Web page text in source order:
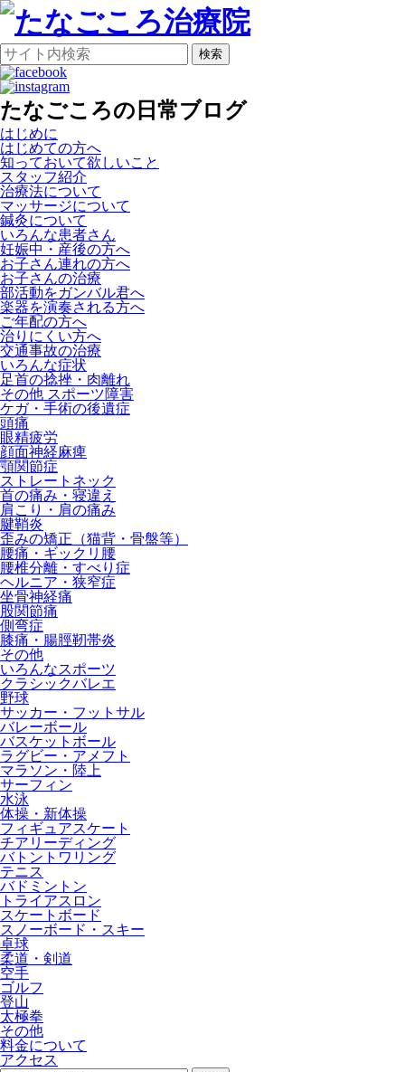
検索
たなごころの日常ブログ
はじめに
はじめての方へ
知っておいて欲しいこと
スタッフ紹介
治療法について
マッサージについて
鍼灸について
いろんな患者さん
妊娠中・産後の方へ
お子さん連れの方へ
お子さんの治療
部活動をガンバル君へ
楽器を演奏される方へ
ご年配の方へ
治りにくい方へ
交通事故の治療
いろんな症状
足首の捻挫・肉離れ
その他 スポーツ障害
ケガ・手術の後遺症
頭痛
眼精疲労
顔面神経麻痺
顎関節症
ストレートネック
首の痛み・寝違え
肩こり・肩の痛み
腱鞘炎
歪みの矯正（猫背・骨盤等）
腰痛・ギックリ腰
腰椎分離・すべり症
ヘルニア・狭窄症
坐骨神経痛
股関節痛
側弯症
膝痛・腸脛靭帯炎
その他
いろんなスポーツ
クラシックバレエ
野球
サッカー・フットサル
バレーボール
バスケットボール
ラグビー・アメフト
マラソン・陸上
サーフィン
水泳
体操・新体操
フィギュアスケート
チアリーディング
バトントワリング
テニス
バドミントン
トライアスロン
スケートボード
スノーボード・スキー
卓球
柔道・剣道
空手
ゴルフ
登山
太極拳
その他
料金について
アクセス